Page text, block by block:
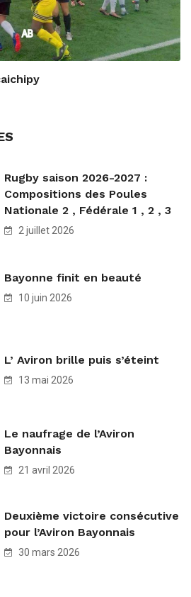
Rugby saison 2026-2027 :
Compositions des Poules
Nationale 2 , Fédérale 1 , 2 , 3
2 juillet 2026
Bayonne finit en beauté
10 juin 2026
L’ Aviron brille puis s’éteint
13 mai 2026
Le naufrage de l’Aviron
Bayonnais
21 avril 2026
Deuxième victoire consécutive
pour l’Aviron Bayonnais
30 mars 2026